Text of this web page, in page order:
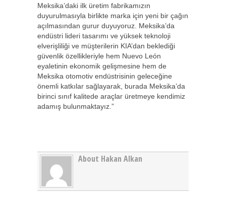
Meksika’daki ilk üretim fabrikamızın
duyurulmasıyla birlikte marka için yeni bir çağın
açılmasından gurur duyuyoruz. Meksika’da
endüstri lideri tasarımı ve yüksek teknoloji
elverişliliği ve müşterilerin KIA’dan beklediği
güvenlik özellikleriyle hem Nuevo León
eyaletinin ekonomik gelişmesine hem de
Meksika otomotiv endüstrisinin geleceğine
önemli katkılar sağlayarak, burada Meksika’da
birinci sınıf kalitede araçlar üretmeye kendimiz
adamış bulunmaktayız.”
About Hakan Alkan